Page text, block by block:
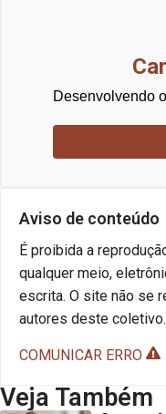
Desenvolvendo
Aviso de conteúdo
É proibida a
qualquer meio,
escrita. O site não se
autores deste coletivo.
COMUNICAR ERRO
Veja Também